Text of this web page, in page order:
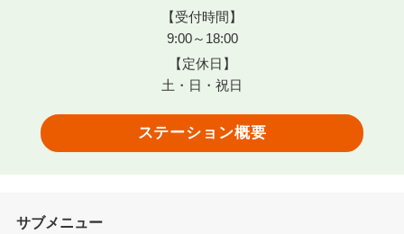
【受付時間】
9:00～18:00
【定休日】
土・日・祝日
ステーション概要
サブメニュー